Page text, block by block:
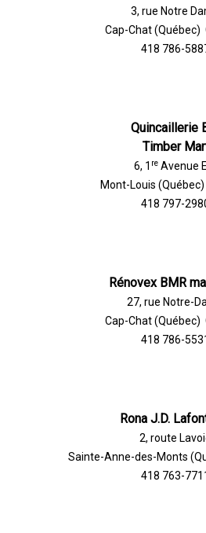
3, rue Notre
Cap-Chat (Québec)
418 786-
Quincaillerie
Timber
6, 1 re Avenue
Mont-Louis
418 797-
Rénovex BMR
27, rue Notre-
Cap-Chat (Québec)
418 786-
Rona J.D.
2, route
Sainte-Anne-des-Monts
418 763-